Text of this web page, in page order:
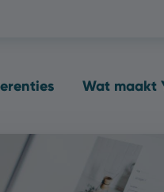
Wat maakt